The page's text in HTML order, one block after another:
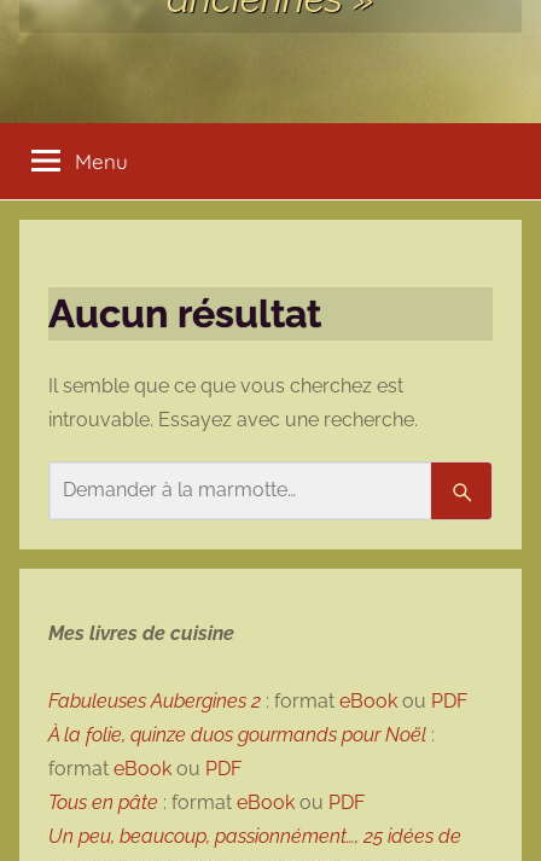
Menu
Aucun résultat
Il semble que ce que vous cherchez est
introuvable. Essayez avec une recherche.
Mes livres de cuisine
Fabuleuses Aubergines 2 : format eBook ou PDF
À la folie, quinze duos gourmands pour Noël :
format eBook ou PDF
Tous en pâte : format eBook ou PDF
Un peu, beaucoup, passionnément…, 25 idées de